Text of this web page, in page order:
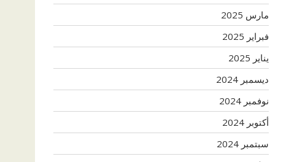
مارس 2025
فبراير 2025
يناير 2025
ديسمبر 2024
نوفمبر 2024
أكتوبر 2024
سبتمبر 2024